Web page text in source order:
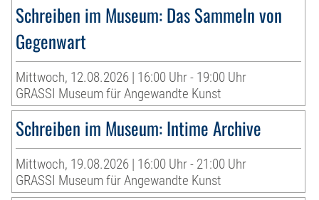
Schreiben im Museum: Das Sammeln von
Gegenwart
Mittwoch, 12.08.2026 | 16:00 Uhr - 19:00 Uhr
GRASSI Museum für Angewandte Kunst
Schreiben im Museum: Intime Archive
Mittwoch, 19.08.2026 | 16:00 Uhr - 21:00 Uhr
GRASSI Museum für Angewandte Kunst